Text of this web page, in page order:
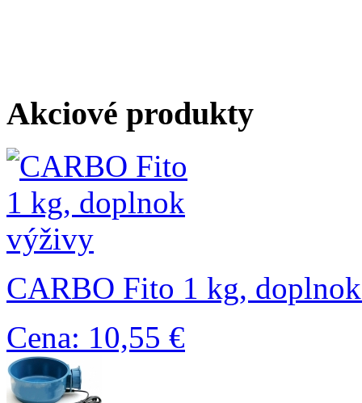
Akciové produkty
CARBO Fito 1 kg,
Cena: 10,55 €